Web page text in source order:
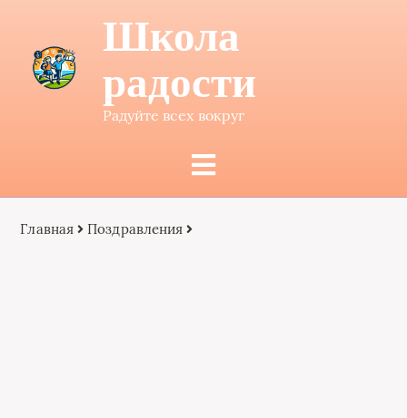
Школа
радости
Радуйте всех вокруг
Главная Поздравления